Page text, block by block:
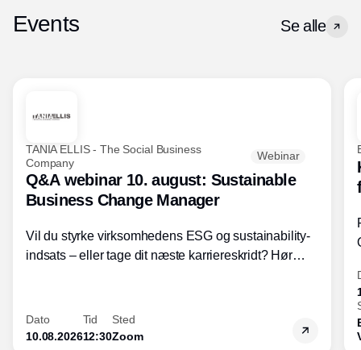
Events Se alle
TANIA ELLIS - The Social Business
Company
Webinar
Q&A webinar 10. august: Sustainable
Business Change Manager
Vil du styrke virksomhedens ESG og sustainability-
indsats – eller tage dit næste karriereskridt? Hør
inden for bæredygtig forretningsudvikling - så du
skaber værdi for både samfund og bundlinje.
Dato
10.08.2026
Tid
12:30
Sted
Zoom